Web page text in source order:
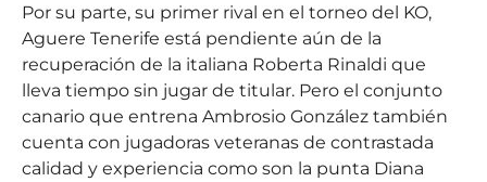
Por su parte, su primer rival en el torneo del KO,
Aguere Tenerife está pendiente aún de la
recuperación de la italiana Roberta Rinaldi que
lleva tiempo sin jugar de titular. Pero el conjunto
canario que entrena Ambrosio González también
cuenta con jugadoras veteranas de contrastada
calidad y experiencia como son la punta Diana